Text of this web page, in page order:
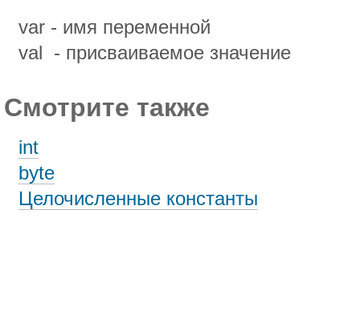
var - имя переменной
val - присваиваемое значение
Смотрите также
int
byte
Целочисленные константы